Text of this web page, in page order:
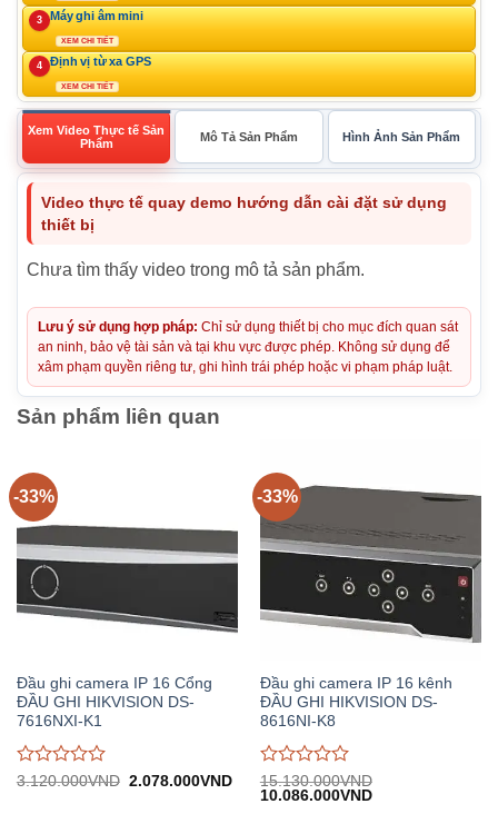
3 Máy ghi âm mini
XEM CHI TIẾT
4 Định vị từ xa GPS
XEM CHI TIẾT
Xem Video Thực tế Sản
Phẩm
Mô Tả Sản Phẩm Hình Ảnh Sản Phẩm
Video thực tế quay demo hướng dẫn cài đặt sử dụng
thiết bị
Chưa tìm thấy video trong mô tả sản phẩm.
Lưu ý sử dụng hợp pháp: Chỉ sử dụng thiết bị cho mục đích quan sát
an ninh, bảo vệ tài sản và tại khu vực được phép. Không sử dụng để
xâm phạm quyền riêng tư, ghi hình trái phép hoặc vi phạm pháp luật.
Sản phẩm liên quan
-33%
Đầu ghi camera IP 16 Cổng
ĐẦU GHI HIKVISION DS-
7616NXI-K1
Được
3.120.000VND Giá
2.078.000VNDGiá
-33%
Đầu ghi camera IP 16 kênh
ĐẦU GHI HIKVISION DS-
8616NI-K8
Được
đánh
15.130.000VND
Giá
10.086.000VNDGiá